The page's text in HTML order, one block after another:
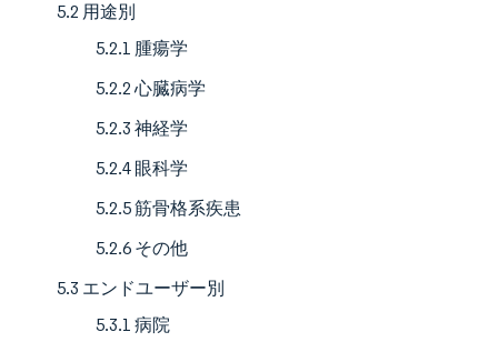
5.2 用途別
5.2.1 腫瘍学
5.2.2 心臓病学
5.2.3 神経学
5.2.4 眼科学
5.2.5 筋骨格系疾患
5.2.6 その他
5.3 エンドユーザー別
5.3.1 病院